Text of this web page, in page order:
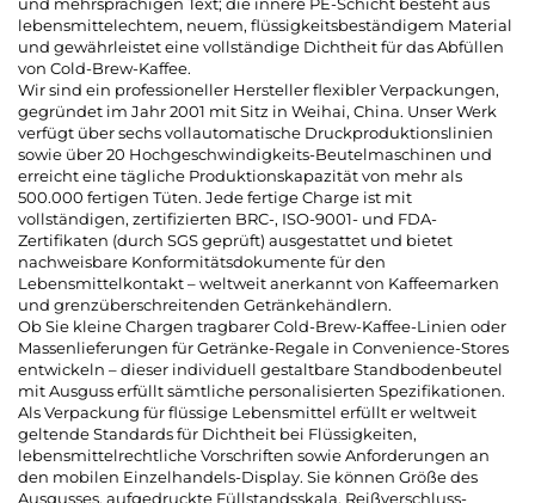
lebensmittelechtem, neuem, flüssigkeitsbeständigem Material
und gewährleistet eine vollständige Dichtheit für das Abfüllen
von Cold-Brew-Kaffee.
Wir sind ein professioneller Hersteller flexibler Verpackungen,
gegründet im Jahr 2001 mit Sitz in Weihai, China. Unser Werk
verfügt über sechs vollautomatische Druckproduktionslinien
sowie über 20 Hochgeschwindigkeits-Beutelmaschinen und
erreicht eine tägliche Produktionskapazität von mehr als
500.000 fertigen Tüten. Jede fertige Charge ist mit
vollständigen, zertifizierten BRC-, ISO-9001- und FDA-
Zertifikaten (durch SGS geprüft) ausgestattet und bietet
nachweisbare Konformitätsdokumente für den
Lebensmittelkontakt – weltweit anerkannt von Kaffeemarken
und grenzüberschreitenden Getränkehändlern.
Ob Sie kleine Chargen tragbarer Cold-Brew-Kaffee-Linien oder
Massenlieferungen für Getränke-Regale in Convenience-Stores
entwickeln – dieser individuell gestaltbare Standbodenbeutel
mit Ausguss erfüllt sämtliche personalisierten Spezifikationen.
Als Verpackung für flüssige Lebensmittel erfüllt er weltweit
geltende Standards für Dichtheit bei Flüssigkeiten,
lebensmittelrechtliche Vorschriften sowie Anforderungen an
den mobilen Einzelhandels-Display. Sie können Größe des
Ausgusses, aufgedruckte Füllstandsskala, Reißverschluss-